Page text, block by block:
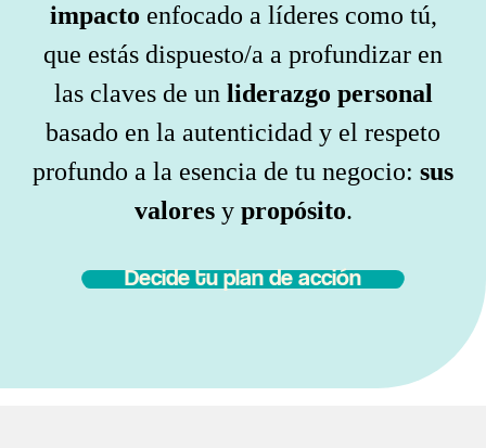
impacto enfocado a líderes como tú,
que estás dispuesto/a a profundizar en
las claves de un liderazgo personal
basado en la autenticidad y el respeto
profundo a la esencia de tu negocio: sus
valoresy propósito.
Decide tu plan de acción